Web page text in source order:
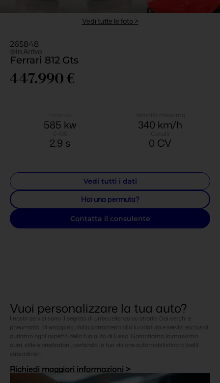
Vedi tutte le foto >
265848
In Arrivo
Ferrari 812 Gts
447.990 €
585 kw 340 km/h
2.9 s 0 CV
Vedi tutti i dati
Hai una permuta?
Contatta il consulente
Vuoi personalizzare la tua auto?
I nostri servizi sono il segreto di un’eccellenza su strada. Dai cerchi e
pneumatici al wrapping, dalla carrozzeria alla lucidatura e servizi esclusivi,
curiamo ogni aspetto della tua auto di lusso. Garantiamo la massima
cura, stile e prestazioni, portando la tua visione automobilistica a livelli
straordinari.
Richiedi maggiori informazioni >